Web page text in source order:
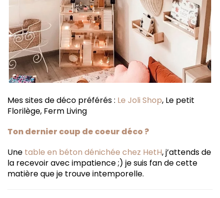
Mes sites de déco préférés : Le Joli Shop, Le petit
Florilège, Ferm Living
Ton dernier coup de coeur déco ?
Une table en béton dénichée chez HetH, j’attends de
la recevoir avec impatience ;) je suis fan de cette
matière que je trouve intemporelle.